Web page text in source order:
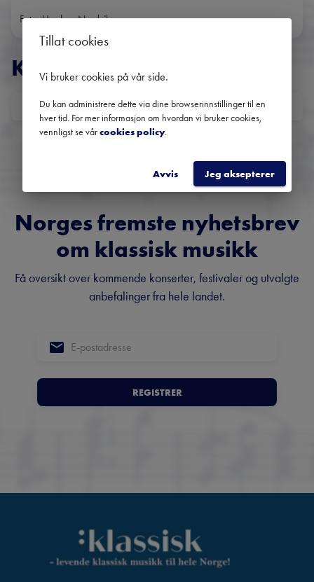
Foto: Haakon Nordvik
KONSERTER
DATO
Ingen kommende konserter
Norges fremste nyhetsbrev
om klassisk musikk
Få oversikt over kommende konserter, festivaler og utvalgte
anbefalinger fra hele landet.
REGISTRER
Tillat cookies
Vi bruker cookies på vår side.
Du kan administrere dette via dine browserinnstillinger til en
hver tid. For mer informasjon om hvordan vi bruker cookies,
vennligst se vårcookies policy.
Avvis Jeg aksepterer